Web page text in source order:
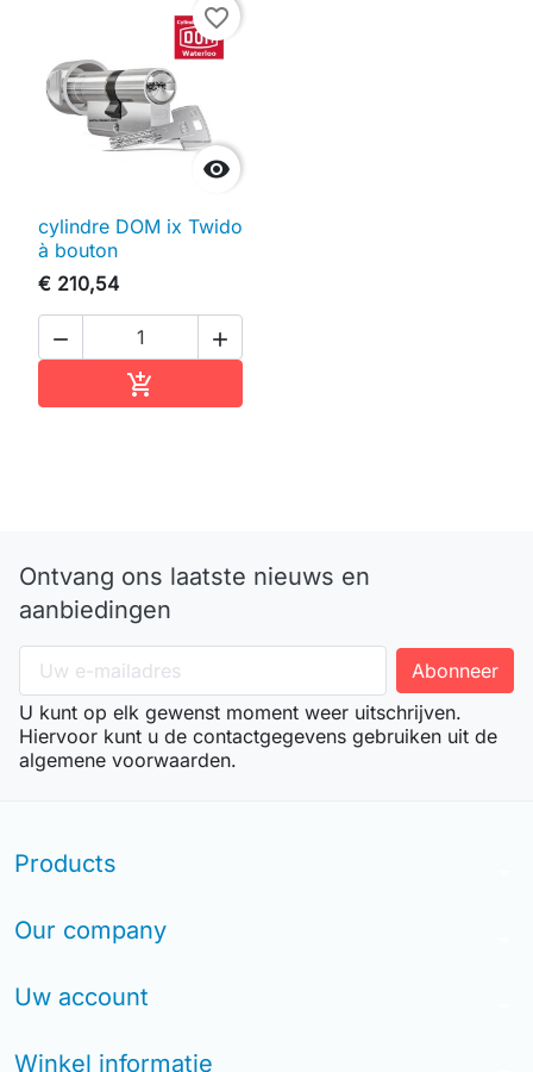

favorite_border
cylindre DOM ix Twido
à bouton
€ 210,54
 

Ontvang ons laatste nieuws en
aanbiedingen
U kunt op elk gewenst moment weer uitschrijven.
Hiervoor kunt u de contactgegevens gebruiken uit de
algemene voorwaarden.
Products
Our company
Uw account
Winkel informatie